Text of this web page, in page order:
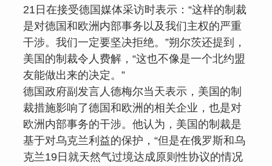
21日在接受德国媒体采访时表示：“这样的制裁
是对德国和欧洲内部事务以及我们主权的严重
干涉。我们一定要坚决拒绝。”朔尔茨还提到，
美国的制裁令人费解，“这也不像是一个北约盟
友能做出来的决定。”
德国政府副发言人德梅尔当天表示，美国的制
裁措施影响了德国和欧洲的相关企业，也是对
欧洲内部事务的干涉。他认为，美国的制裁是
基于对乌克兰利益的保护，“但是在俄罗斯和乌
克兰19日就天然气过境达成原则性协议的情况